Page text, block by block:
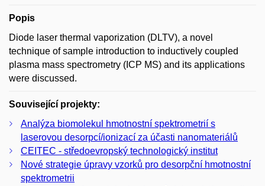
Popis
Diode laser thermal vaporization (DLTV), a novel
technique of sample introduction to inductively coupled
plasma mass spectrometry (ICP MS) and its applications
were discussed.
Související projekty:
Analýza biomolekul hmotnostní spektrometrií s
laserovou desorpcí/ionizací za účasti nanomateriálů
CEITEC - středoevropský technologický institut
Nové strategie úpravy vzorků pro desorpční hmotnostní
spektrometrii